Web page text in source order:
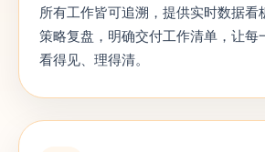
所有工作皆可追溯，提供实时数据看
策略复盘，明确交付工作清单，让每
看得见、理得清。